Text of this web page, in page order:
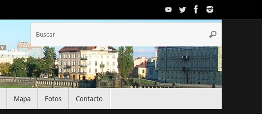
Buscar
Mapa Fotos Contacto